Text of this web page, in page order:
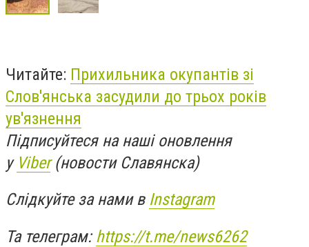
Читайте: Прихильника окупантів зі
Слов'янська засудили до трьох років
ув'язнення
Підписуйтеся на наші оновлення
у Viber(новости Славянска)
Слідкуйте за нами в Instagram
Та телеграм:https://t.me/news6262